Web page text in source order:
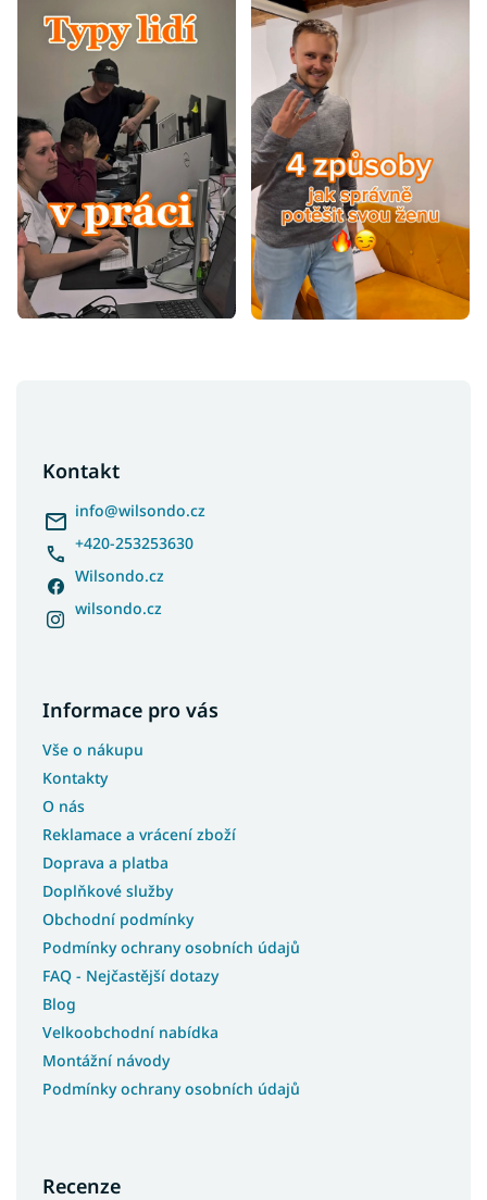
Kontakt
info@wilsondo.cz
+420-253253630
Wilsondo.cz
wilsondo.cz
Informace pro vás
Vše o nákupu
Kontakty
O nás
Reklamace a vrácení zboží
Doprava a platba
Doplňkové služby
Obchodní podmínky
Podmínky ochrany osobních údajů
FAQ - Nejčastější dotazy
Blog
Velkoobchodní nabídka
Montážní návody
Podmínky ochrany osobních údajů
Recenze